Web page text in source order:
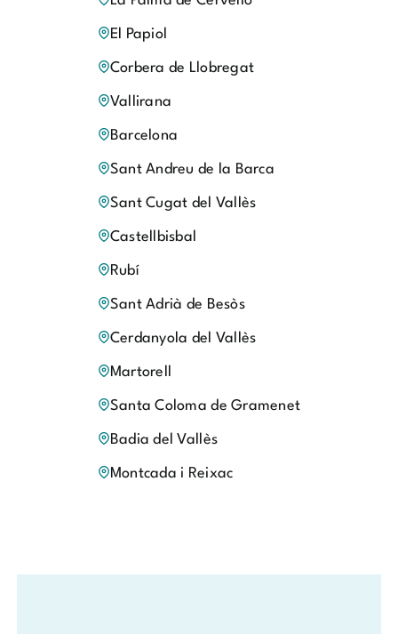
El Papiol
Corbera de Llobregat
Vallirana
Barcelona
Sant Andreu de la Barca
Sant Cugat del Vallès
Castellbisbal
Rubí
Sant Adrià de Besòs
Cerdanyola del Vallès
Martorell
Santa Coloma de Gramenet
Badia del Vallès
Montcada i Reixac